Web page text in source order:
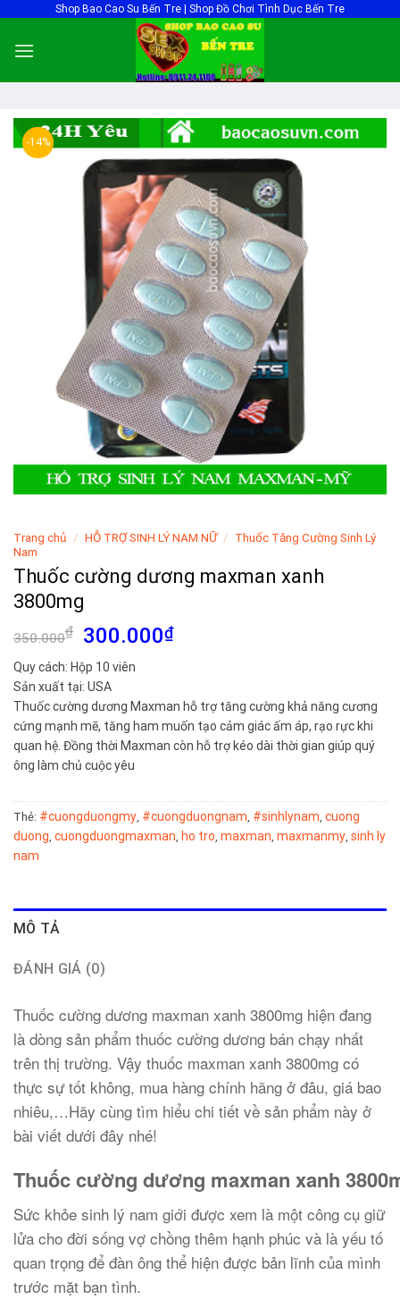
content
Shop Bao Cao Su Bến Tre | Shop Đồ Chơi Tình Dục Bến Tre
-14%
Trang chủ / HỖ TRỢ SINH LÝ NAM NỮ / Thuốc Tăng Cường Sinh Lý
Nam
Thuốc cường dương maxman xanh
3800mg
350.000₫
Giá
gốc
là:
350.000₫.
300.000₫Giá
là:
300.000₫.
Quy cách: Hộp 10 viên
Sản xuất tại: USA
Thuốc cường dương Maxman hỗ trợ tăng cường khả năng cương
cứng mạnh mẽ, tăng ham muốn tạo cảm giác ấm áp, rạo rực khi
quan hệ. Đồng thời Maxman còn hỗ trợ kéo dài thời gian giúp quý
ông làm chủ cuộc yêu
Thẻ: #cuongduongmy, #cuongduongnam, #sinhlynam, cuong
duong, cuongduongmaxman, ho tro, maxman, maxmanmy, sinh ly
nam
MÔ TẢ
ĐÁNH GIÁ (0)
Thuốc cường dương maxman xanh 3800mg hiện đang
là dòng sản phẩm thuốc cường dương bán chạy nhất
trên thị trường. Vậy thuốc maxman xanh 3800mg có
thực sự tốt không, mua hàng chính hãng ở đâu, giá bao
nhiêu,…Hãy cùng tìm hiểu chi tiết về sản phẩm này ở
bài viết dưới đây nhé!
Thuốc cường dương maxman xanh
Sức khỏe sinh lý nam giới được xem là một công cụ giữ
lửa cho đời sống vợ chồng thêm hạnh phúc và là yếu tố
quan trọng để đàn ông thể hiện được bản lĩnh của mình
trước mặt bạn tình.